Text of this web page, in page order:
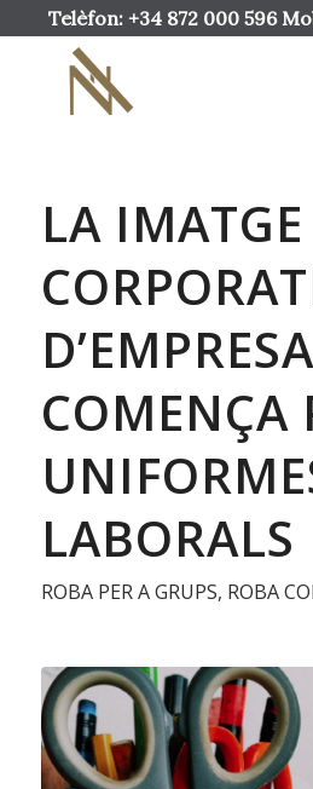
Telèfon: +34 872 000 596
LA IMATGE
D’EMPRESA
COMENÇA
LABORALS
ROBA PER A GRUPS, ROBA